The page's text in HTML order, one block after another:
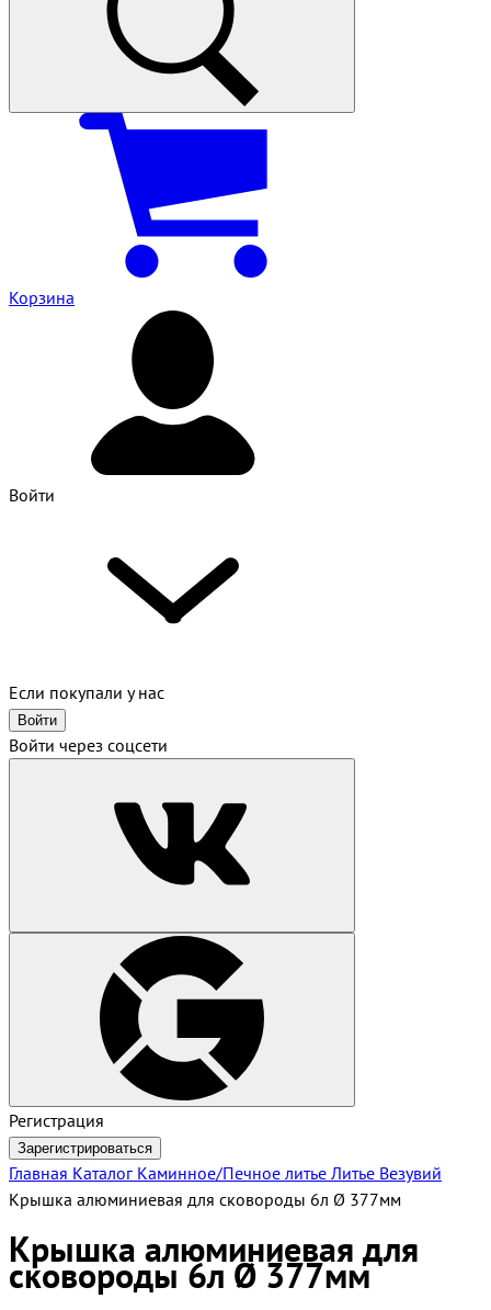
Корзина
Войти
Если покупали у нас
Войти
Войти через соцсети
Регистрация
Зарегистрироваться
Главная Каталог Каминное/Печное литье Литье Везувий
Крышка алюминиевая для сковороды 6л Ø 377мм
Крышка алюминиевая для
сковороды 6л Ø 377мм